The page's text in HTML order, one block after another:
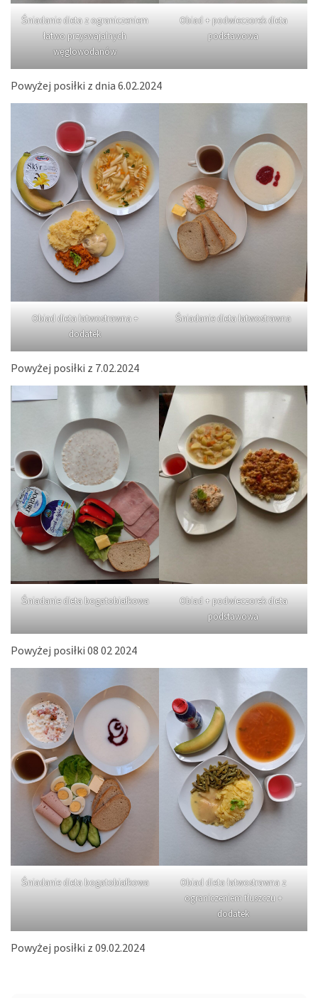
Śniadanie dieta z ograniczeniem
łatwo przyswajalnych
węglowodanów
Obiad + podwieczorek dieta
podstawowa
Powyżej posiłki z dnia 6.02.2024
Obiad dieta łatwostrawna +
dodatek
Śniadanie dieta łatwostrawna
Powyżej posiłki z 7.02.2024
Śniadanie dieta bogatobiałkowa
Obiad + podwieczorek dieta
podstawowa
Powyżej posiłki 08 02 2024
Śniadanie dieta bogatobiałkowa
Obiad dieta łatwostrawna z
ograniczeniem tłuszczu +
dodatek
Powyżej posiłki z 09.02.2024